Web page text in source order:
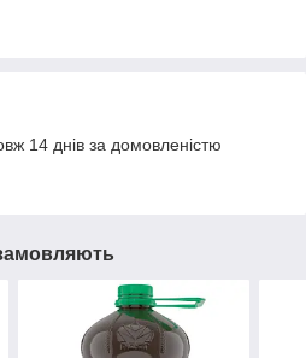
14 днів за домовленістю